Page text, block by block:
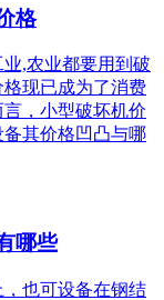
格
,农业都要用到破
现已成为了消费
，小型破坏机价
其价格凹凸与哪
哪些
也可设备在钢结